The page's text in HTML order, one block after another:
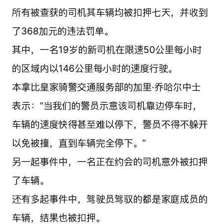
所有被查获的司机其车辆均被扣押七天，并收到
了368加元的违法罚单。
其中，一名19岁的新司机在限速50公里每小时
的区域内以146公里每小时的速度行驶。
本拿比皇家骑警交通服务部的加里·乔哈尔中士
表示：“当我们的警员示意该司机靠边停车时，
车辆的速度快得甚至难以停下，警员不得不躲开
以免被撞，直到车辆完全停下。”
另一起事件中，一名正在约会的司机意外被扣押
了车辆。
还有多起事件中，驾驶员驾驭的都是家庭成员的
车辆，结果也被扣押。